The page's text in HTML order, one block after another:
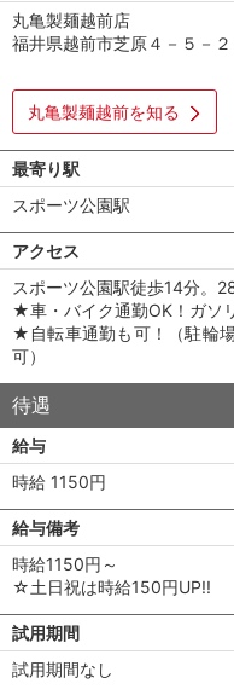
丸亀製麺越前店
福井県越前市芝原４－５－２
丸亀製麺越前を知る
最寄り駅
スポーツ公園駅
アクセス
スポーツ公園駅徒歩14分。
★車・バイク通勤OK！ガソ
★自転車通勤も可！（駐輪
可）
待遇
給与
時給 1150円
給与備考
時給1150円～
☆土日祝は時給150円UP!!
試用期間
試用期間なし